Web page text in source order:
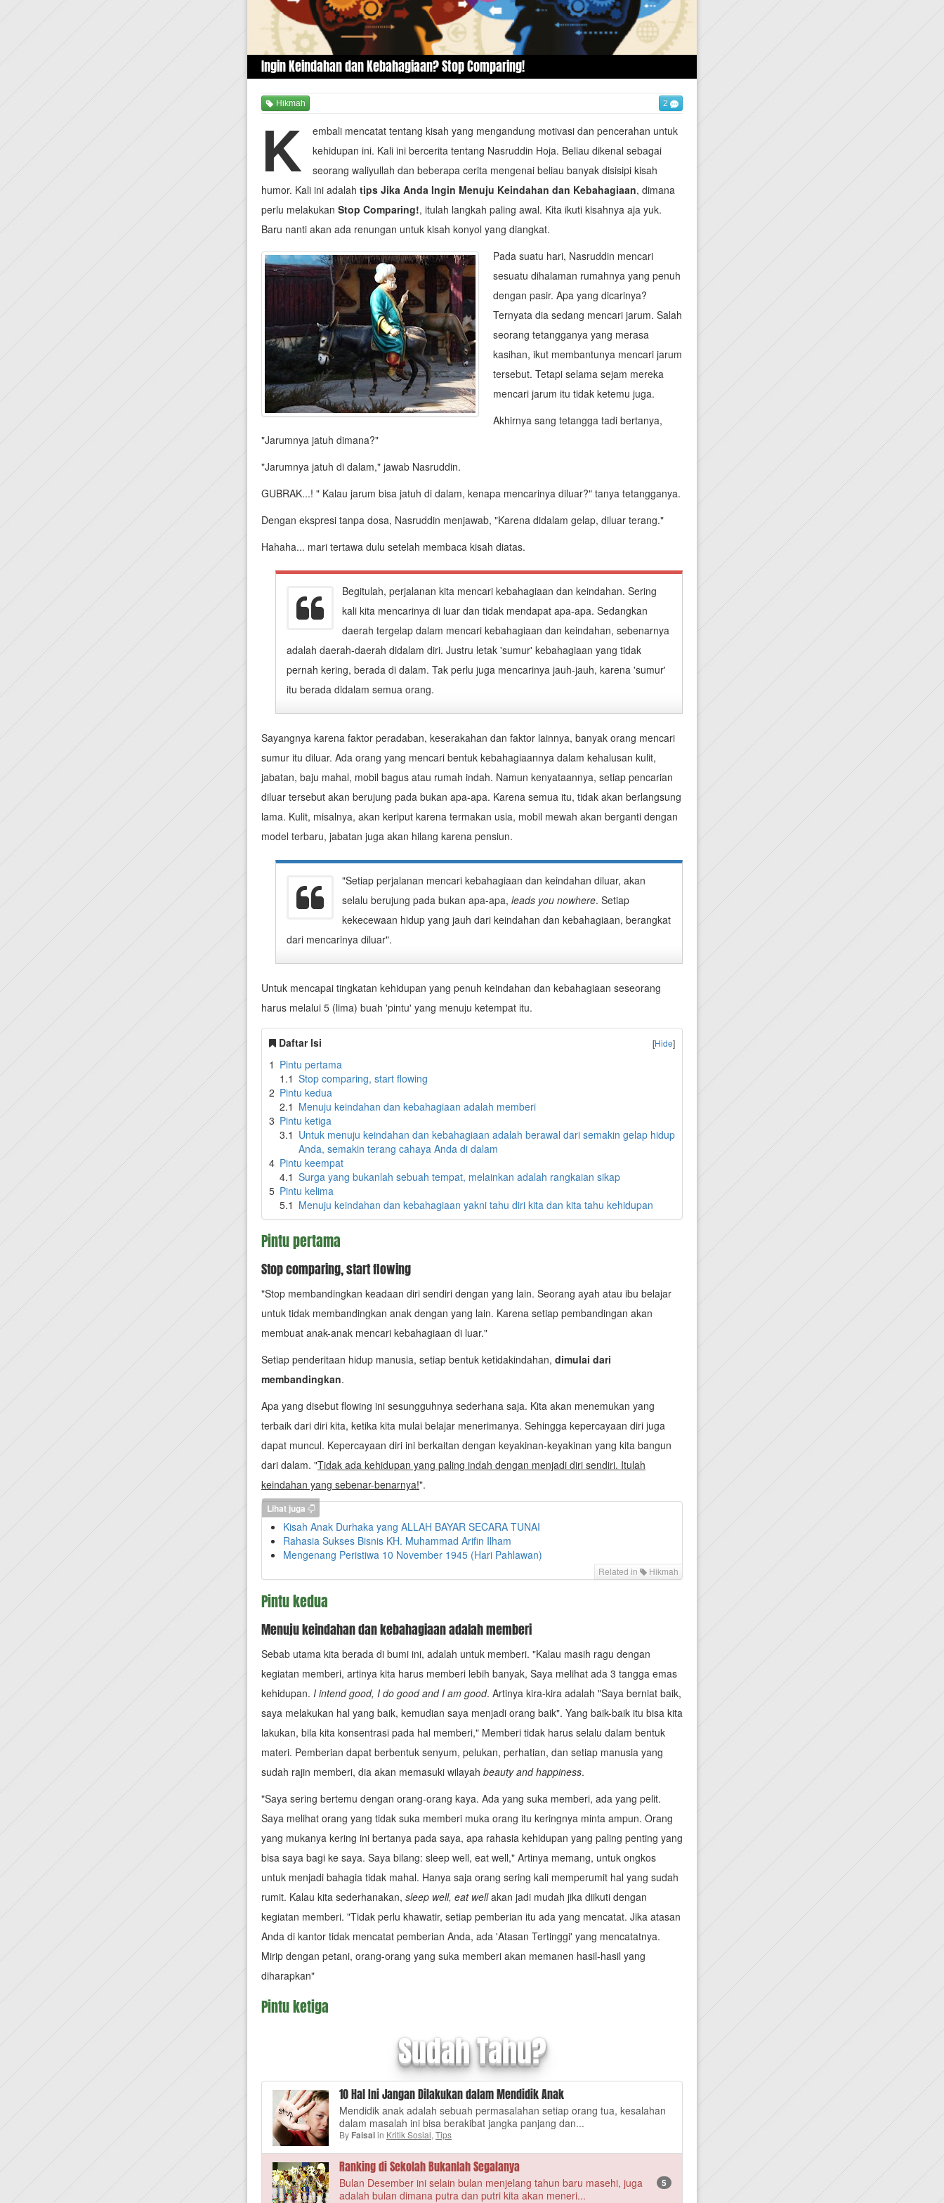
Ingin Keindahan dan Kebahagiaan? Stop Comparing!
Hikmah 2
K
embali mencatat tentang kisah yang mengandung motivasi dan pencerahan untuk
kehidupan ini. Kali ini bercerita tentang Nasruddin Hoja. Beliau dikenal sebagai
seorang waliyullah dan beberapa cerita mengenai beliau banyak disisipi kisah
humor. Kali ini adalah tips Jika Anda Ingin Menuju Keindahan dan Kebahagiaan, dimana
perlu melakukan Stop Comparing!, itulah langkah paling awal. Kita ikuti kisahnya aja yuk.
Baru nanti akan ada renungan untuk kisah konyol yang diangkat.
Pada suatu hari, Nasruddin mencari
sesuatu dihalaman rumahnya yang penuh
dengan pasir. Apa yang dicarinya?
Ternyata dia sedang mencari jarum. Salah
seorang tetangganya yang merasa
kasihan, ikut membantunya mencari jarum
tersebut. Tetapi selama sejam mereka
mencari jarum itu tidak ketemu juga.
Akhirnya sang tetangga tadi bertanya,
"Jarumnya jatuh dimana?"
"Jarumnya jatuh di dalam," jawab Nasruddin.
GUBRAK...! " Kalau jarum bisa jatuh di dalam, kenapa mencarinya diluar?" tanya tetangganya.
Dengan ekspresi tanpa dosa, Nasruddin menjawab, "Karena didalam gelap, diluar terang."
Hahaha... mari tertawa dulu setelah membaca kisah diatas.
Begitulah, perjalanan kita mencari kebahagiaan dan keindahan. Sering
kali kita mencarinya di luar dan tidak mendapat apa-apa. Sedangkan
daerah tergelap dalam mencari kebahagiaan dan keindahan, sebenarnya
adalah daerah-daerah didalam diri. Justru letak 'sumur' kebahagiaan yang tidak
pernah kering, berada di dalam. Tak perlu juga mencarinya jauh-jauh, karena 'sumur'
itu berada didalam semua orang.
Sayangnya karena faktor peradaban, keserakahan dan faktor lainnya, banyak orang mencari
sumur itu diluar. Ada orang yang mencari bentuk kebahagiaannya dalam kehalusan kulit,
jabatan, baju mahal, mobil bagus atau rumah indah. Namun kenyataannya, setiap pencarian
diluar tersebut akan berujung pada bukan apa-apa. Karena semua itu, tidak akan berlangsung
lama. Kulit, misalnya, akan keriput karena termakan usia, mobil mewah akan berganti dengan
model terbaru, jabatan juga akan hilang karena pensiun.
"Setiap perjalanan mencari kebahagiaan dan keindahan diluar, akan
selalu berujung pada bukan apa-apa,leads you nowhere. Setiap
kekecewaan hidup yang jauh dari keindahan dan kebahagiaan, berangkat
dari mencarinya diluar".
Untuk mencapai tingkatan kehidupan yang penuh keindahan dan kebahagiaan seseorang
harus melalui 5 (lima) buah 'pintu' yang menuju ketempat itu.
Daftar Isi [Hide]
1 Pintu pertama
1.1 Stop comparing, start flowing
2 Pintu kedua
2.1 Menuju keindahan dan kebahagiaan adalah memberi
3 Pintu ketiga
3.1 Untuk menuju keindahan dan kebahagiaan adalah berawal dari semakin gelap hidup
Anda, semakin terang cahaya Anda di dalam
4 Pintu keempat
4.1 Surga yang bukanlah sebuah tempat, melainkan adalah rangkaian sikap
5 Pintu kelima
5.1 Menuju keindahan dan kebahagiaan yakni tahu diri kita dan kita tahu kehidupan
Pintu pertama
Stop comparing, start flowing
"Stop membandingkan keadaan diri sendiri dengan yang lain. Seorang ayah atau ibu belajar
untuk tidak membandingkan anak dengan yang lain. Karena setiap pembandingan akan
membuat anak-anak mencari kebahagiaan di luar."
Setiap penderitaan hidup manusia, setiap bentuk ketidakindahan, dimulai dari
membandingkan.
Apa yang disebut flowing ini sesungguhnya sederhana saja. Kita akan menemukan yang
terbaik dari diri kita, ketika kita mulai belajar menerimanya. Sehingga kepercayaan diri juga
dapat muncul. Kepercayaan diri ini berkaitan dengan keyakinan-keyakinan yang kita bangun
dari dalam. "Tidak ada kehidupan yang paling indah dengan menjadi diri sendiri. Itulah
keindahan yang sebenar-benarnya!".
Lihat juga
Kisah Anak Durhaka yang ALLAH BAYAR SECARA TUNAI
Rahasia Sukses Bisnis KH. Muhammad Arifin Ilham
Mengenang Peristiwa 10 November 1945 (Hari Pahlawan)
Related in Hikmah
Pintu kedua
Menuju keindahan dan kebahagiaan adalah memberi
Sebab utama kita berada di bumi ini, adalah untuk memberi. "Kalau masih ragu dengan
kegiatan memberi, artinya kita harus memberi lebih banyak, Saya melihat ada 3 tangga emas
kehidupan. I intend good, I do good and I am good. Artinya kira-kira adalah "Saya berniat baik,
saya melakukan hal yang baik, kemudian saya menjadi orang baik". Yang baik-baik itu bisa kita
lakukan, bila kita konsentrasi pada hal memberi," Memberi tidak harus selalu dalam bentuk
materi. Pemberian dapat berbentuk senyum, pelukan, perhatian, dan setiap manusia yang
sudah rajin memberi, dia akan memasuki wilayah beauty and happiness.
"Saya sering bertemu dengan orang-orang kaya. Ada yang suka memberi, ada yang pelit.
Saya melihat orang yang tidak suka memberi muka orang itu keringnya minta ampun. Orang
yang mukanya kering ini bertanya pada saya, apa rahasia kehidupan yang paling penting yang
bisa saya bagi ke saya. Saya bilang: sleep well, eat well," Artinya memang, untuk ongkos
untuk menjadi bahagia tidak mahal. Hanya saja orang sering kali memperumit hal yang sudah
rumit. Kalau kita sederhanakan, sleep well, eat wellakan jadi mudah jika diikuti dengan
kegiatan memberi. "Tidak perlu khawatir, setiap pemberian itu ada yang mencatat. Jika atasan
Anda di kantor tidak mencatat pemberian Anda, ada 'Atasan Tertinggi' yang mencatatnya.
Mirip dengan petani, orang-orang yang suka memberi akan memanen hasil-hasil yang
diharapkan"
Pintu ketiga
Sudah Tahu?
10 Hal Ini Jangan Dilakukan dalam Mendidik Anak
Mendidik anak adalah sebuah permasalahan setiap orang tua, kesalahan
dalam masalah ini bisa berakibat jangka panjang dan...
By Faisalin Kritik Sosial, Tips
Ranking di Sekolah Bukanlah Segalanya
5
Bulan Desember ini selain bulan menjelang tahun baru masehi, juga
adalah bulan dimana putra dan putri kita akan meneri...